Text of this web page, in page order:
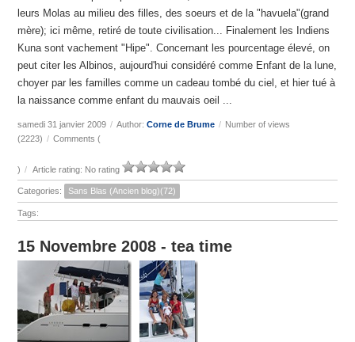
leurs Molas au milieu des filles, des soeurs et de la "havuela"(grand
mère); ici même, retiré de toute civilisation... Finalement les Indiens
Kuna sont vachement "Hipe". Concernant les pourcentage élevé, on
peut citer les Albinos, aujourd'hui considéré comme Enfant de la lune,
choyer par les familles comme un cadeau tombé du ciel, et hier tué à
la naissance comme enfant du mauvais oeil ...
samedi 31 janvier 2009 / Author:Corne de Brume / Number of views
(2223) / Comments (
) / Article rating: No rating
Categories: Sans Blas (Ancien blog)(72)
Tags:
15 Novembre 2008 - tea time